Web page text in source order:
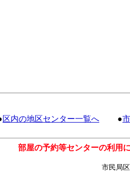
区内の地区センター一覧へ ●
部屋の予約等センターの利用
市民局